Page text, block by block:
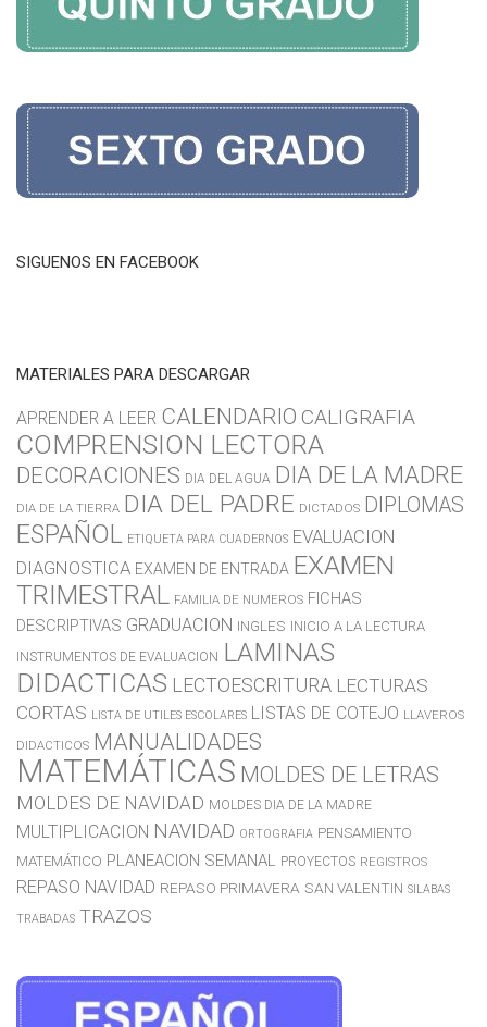
SIGUENOS EN FACEBOOK
MATERIALES PARA DESCARGAR
APRENDER A LEER CALENDARIO CALIGRAFIA
COMPRENSION LECTORA
DECORACIONES DIA DEL AGUA DIA DE LA MADRE
DIA DE LA TIERRA DIA DEL PADRE DICTADOS DIPLOMAS
ESPAÑOL ETIQUETA PARA CUADERNOS EVALUACION
DIAGNOSTICA EXAMEN DE ENTRADA EXAMEN
TRIMESTRAL FAMILIA DE NUMEROS FICHAS
DESCRIPTIVAS GRADUACION INGLES INICIO A LA LECTURA
INSTRUMENTOS DE EVALUACION LAMINAS
DIDACTICAS LECTOESCRITURA LECTURAS
CORTAS LISTA DE UTILES ESCOLARES LISTAS DE COTEJO LLAVEROS
DIDACTICOS MANUALIDADES
MATEMÁTICAS MOLDES DE LETRAS
MOLDES DE NAVIDAD MOLDES DIA DE LA MADRE
MULTIPLICACION NAVIDAD ORTOGRAFIA PENSAMIENTO
MATEMÁTICO PLANEACION SEMANAL PROYECTOS REGISTROS
REPASO NAVIDAD REPASO PRIMAVERA SAN VALENTIN SILABAS
TRABADAS TRAZOS